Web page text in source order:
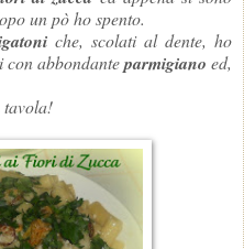
un pò ho spento.
che, scolati al dente, ho
abbondanteparmigiano ed,
tavola!